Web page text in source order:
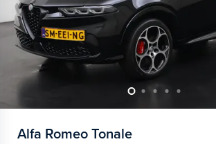
Alfa Romeo Tonale